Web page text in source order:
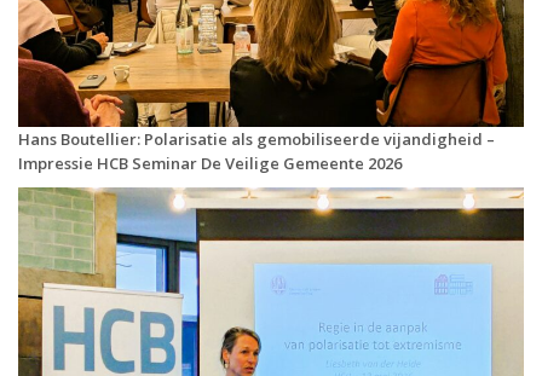
Hans Boutellier: Polarisatie als gemobiliseerde vijandigheid –
Impressie HCB Seminar De Veilige Gemeente 2026